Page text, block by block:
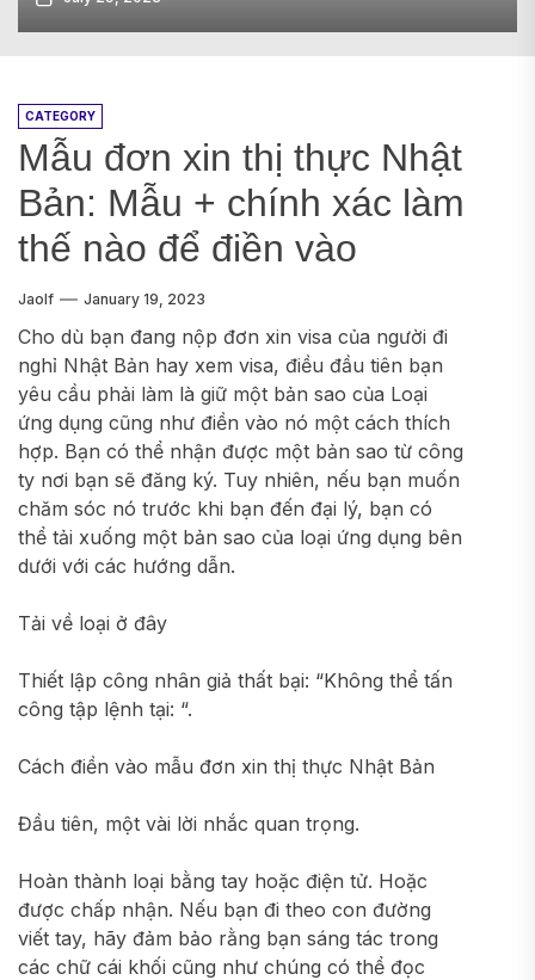
CATEGORY
Mẫu đơn xin thị thực Nhật
Bản: Mẫu + chính xác làm
thế nào để điền vào
Jaolf January 19, 2023
Cho dù bạn đang nộp đơn xin visa của người đi
nghỉ Nhật Bản hay xem visa, điều đầu tiên bạn
yêu cầu phải làm là giữ một bản sao của Loại
ứng dụng cũng như điền vào nó một cách thích
hợp. Bạn có thể nhận được một bản sao từ công
ty nơi bạn sẽ đăng ký. Tuy nhiên, nếu bạn muốn
chăm sóc nó trước khi bạn đến đại lý, bạn có
thể tải xuống một bản sao của loại ứng dụng bên
dưới với các hướng dẫn.
Tải về loại ở đây
Thiết lập công nhân giả thất bại: “Không thể tấn
công tập lệnh tại: “.
Cách điền vào mẫu đơn xin thị thực Nhật Bản
Đầu tiên, một vài lời nhắc quan trọng.
Hoàn thành loại bằng tay hoặc điện tử. Hoặc
được chấp nhận. Nếu bạn đi theo con đường
viết tay, hãy đảm bảo rằng bạn sáng tác trong
các chữ cái khối cũng như chúng có thể đọc